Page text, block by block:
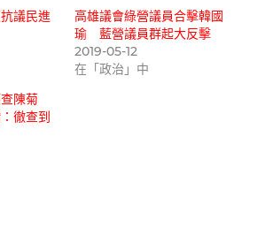
議民進
高雄議會綠營議員合擊韓國
瑜 藍營議員群起大反擊
2019-05-12
在「政治」中
陳菊
徹查到